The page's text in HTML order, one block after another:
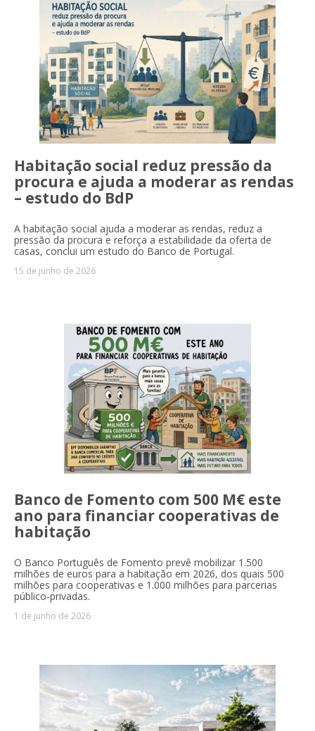
Habitação social reduz pressão da
procura e ajuda a moderar as rendas
– estudo do BdP
A habitação social ajuda a moderar as rendas, reduz a
pressão da procura e reforça a estabilidade da oferta de
casas, conclui um estudo do Banco de Portugal.
15 de junho de 2026
Banco de Fomento com 500 M€ este
ano para financiar cooperativas de
habitação
O Banco Português de Fomento prevê mobilizar 1.500
milhões de euros para a habitação em 2026, dos quais 500
milhões para cooperativas e 1.000 milhões para parcerias
público-privadas.
1 de junho de 2026